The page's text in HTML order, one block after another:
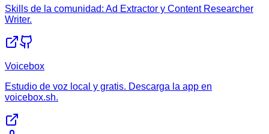
Skills de la comunidad: Ad Extractor y Content Researcher
Writer.
Voicebox
Estudio de voz local y gratis. Descarga la app en
voicebox.sh.